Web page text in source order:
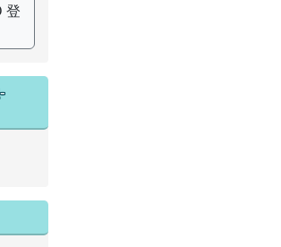
登
to https://www.facebook.com/tncaps